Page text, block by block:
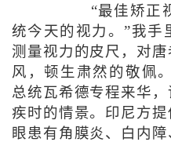
“最佳矫正视
统今天的视力。”我手
测量视力的皮尺，对
风，顿生肃然的敬佩
总统瓦希德专程来华
疾时的情景。印尼方
眼患有角膜炎、白内